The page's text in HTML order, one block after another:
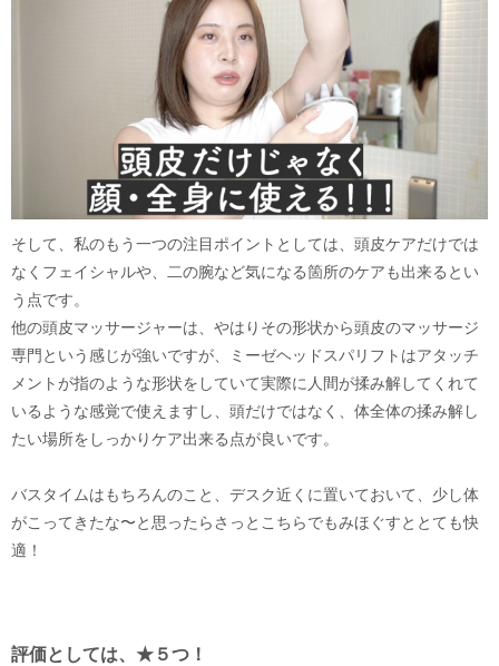
そして、私のもう一つの注目ポイントとしては、頭皮ケアだけでは
なくフェイシャルや、二の腕など気になる箇所のケアも出来るとい
う点です。
他の頭皮マッサージャーは、やはりその形状から頭皮のマッサージ
専門という感じが強いですが、ミーゼヘッドスパリフトはアタッチ
メントが指のような形状をしていて実際に人間が揉み解してくれて
いるような感覚で使えますし、頭だけではなく、体全体の揉み解し
たい場所をしっかりケア出来る点が良いです。
バスタイムはもちろんのこと、デスク近くに置いておいて、少し体
がこってきたな〜と思ったらさっとこちらでもみほぐすととても快
適！
評価としては、★５つ！